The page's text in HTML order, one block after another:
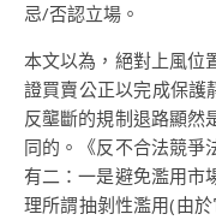
忌/否認立場。
本文以為，絕對上風位
證買賣公正以完成保
反壟斷的規制退路顯然
同的。《反不合法競爭
有二：一是避免濫用市
理所謂抽剝性濫用(由